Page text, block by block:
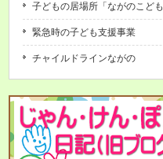
子どもの居場所「ながのこど
緊急時の子ども支援事業
チャイルドラインながの